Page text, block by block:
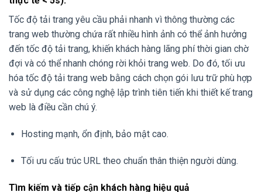
Tốc độ tải trang yêu cầu phải nhanh vì thông thường các
trang web thường chứa rất nhiều hình ảnh có thể ảnh hưởng
đến tốc độ tải trang, khiến khách hàng lãng phí thời gian chờ
đợi và có thể nhanh chóng rời khỏi trang web. Do đó, tối ưu
hóa tốc độ tải trang web bằng cách chọn gói lưu trữ phù hợp
và sử dụng các công nghệ lập trình tiên tiến khi thiết kế trang
web là điều cần chú ý.
Hosting mạnh, ổn định, bảo mật cao.
Tối ưu cấu trúc URL theo chuẩn thân thiện người dùng.
Tìm kiếm và tiếp cận khách hàng hiệu quả